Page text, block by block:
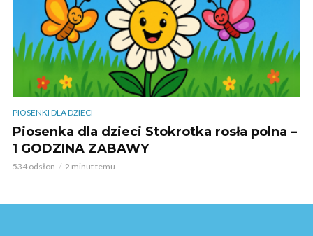
PIOSENKI DLA DZIECI
Piosenka dla dzieci Stokrotka rosła polna –
1 GODZINA ZABAWY
534 odsłon 2 minut temu